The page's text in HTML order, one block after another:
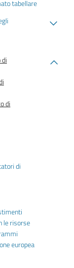
tabellare
di
di
le risorse
europea